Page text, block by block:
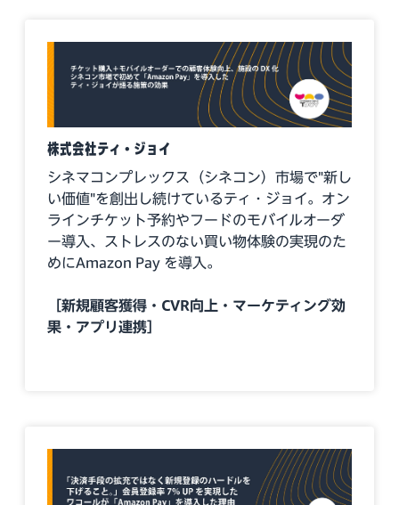
株式会社ティ・ジョイ
シネマコンプレックス（シネコン）市場で"新し
い価値"を創出し続けているティ・ジョイ。オン
ラインチケット予約やフードのモバイルオーダ
ー導入、ストレスのない買い物体験の実現のた
めにAmazon Pay を導入。
［新規顧客獲得・CVR向上・マーケティング効
果・アプリ連携］